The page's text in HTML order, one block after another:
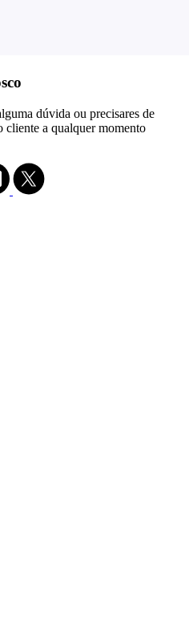
dúvida ou precisares de
cliente a qualquer momento